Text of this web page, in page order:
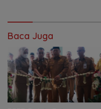
Baca Juga